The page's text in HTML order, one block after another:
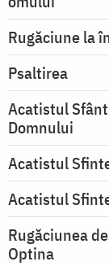
Rugăciune la
Psaltirea
Acatistul
Domnului
Acatistul
Acatistul
Rugăciunea
Optina